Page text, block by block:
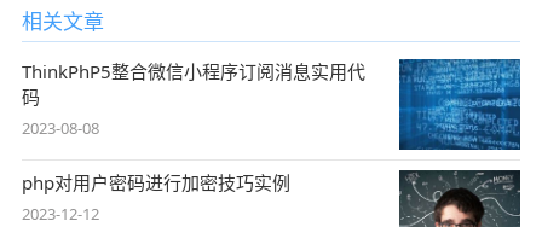
相关文章
ThinkPhP5整合微信小程序订阅消息实用代
码
2023-08-08
php对用户密码进行加密技巧实例
2023-12-12